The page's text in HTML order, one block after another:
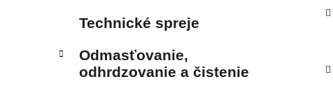
Technické spreje
Odmasťovanie,
odhrdzovanie a čistenie